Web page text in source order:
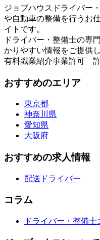
ジョブハウスドライバー
や自動車の整備を行うお
イトです。
ドライバー・整備士の専
かりやすい情報をご提供
有料職業紹介事業許可 許
おすすめのエリア
東京都
神奈川県
愛知県
大阪府
おすすめの求人情報
配送ドライバー
コラム
ドライバー・整備士